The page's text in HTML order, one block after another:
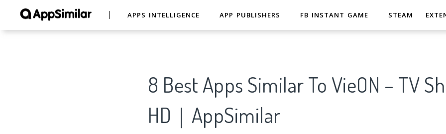
APPS INTELLIGENCE APP PUBLISHERS FB INSTANT GAME STEAM
8 Best Apps Similar To VieON – TV
HD｜AppSimilar